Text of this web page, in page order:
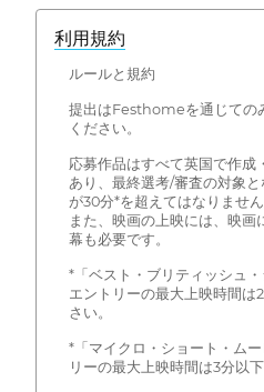
利用規約
ルールと規約
提出はFesthomeを通じての
ください。
応募作品はすべて英国で作成
あり、最終選考/審査の対象
が30分*を超えてはなりません
また、映画の上映には、映
幕も必要です。
*「ベスト・ブリティッシュ
エントリーの最大上映時間は
さい。
*「マイクロ・ショート・ム
リーの最大上映時間は3分以下